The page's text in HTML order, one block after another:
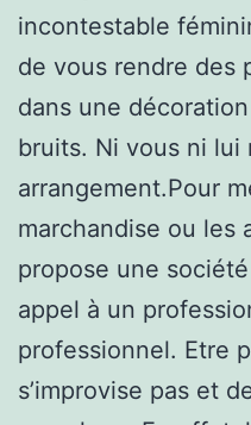
incontestable
de vous rendre des
dans une
bruits. Ni vous ni lui
arrangement.Pour
marchandise ou les
propose une
appel à un
professionnel. Etre
s’improvise pas et